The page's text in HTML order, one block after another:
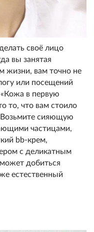
своё лицо
вы занятая
вам точно не
или посещений
в первую
то, что вам стоило
Возьмите сияющую
частицами,
bb-крем,
с деликатным
добиться
естественный